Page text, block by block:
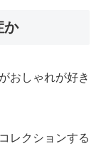
か
おしゃれが好き
レクションする